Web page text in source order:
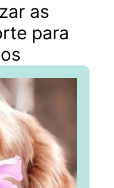
as
para